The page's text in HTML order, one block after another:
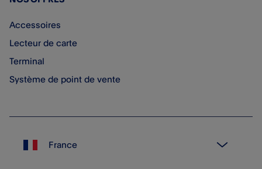
Accessoires
Lecteur de carte
Terminal
Système de point de vente